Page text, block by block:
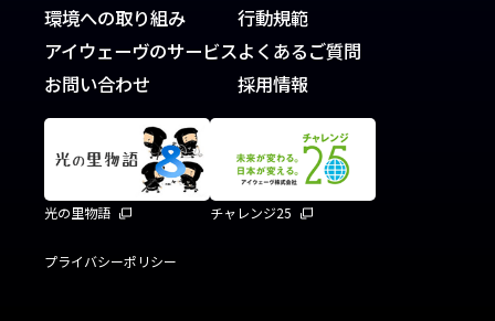
環境への取り組み
アイウェーヴのサービス
お問い合わせ
行動規範
よくあるご質問
採用情報
光の里物語 チャレンジ25
プライバシーポリシー